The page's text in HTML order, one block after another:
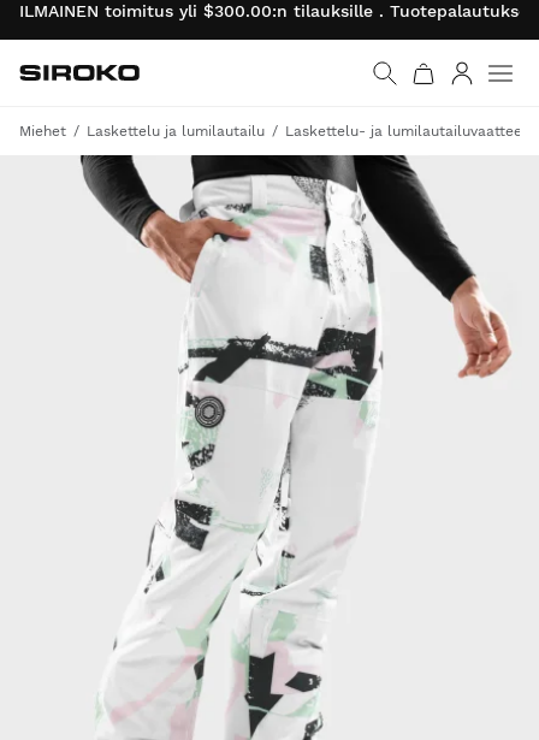
ILMAINEN toimitus yli $300.00:n tilauksille .
Palaa aloitussivulle
Siroko.com
Miehet Laskettelu ja lumilautailu Laskettelu- ja lumilautailuvaatteet